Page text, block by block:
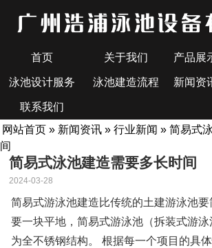
首页 关于我们 产品展
泳池设计服务 泳池建造流程 新闻资
联系我们
网站首页 » 新闻资讯 » 行业新闻 » 简易式
间
简易式泳池建造需要多长时间
2024-03-28
简易式游泳池建造比传统的土建游泳池
要一块平地，简易式游泳池（拆装式游
为全不锈钢结构。 根据每一个项目的具